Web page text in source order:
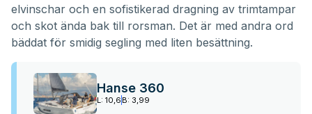
elvinschar och en sofistikerad dragning av trimtampar
och skot ända bak till rorsman. Det är med andra ord
bäddat för smidig segling med liten besättning.
Hanse 360
L: 10,6 B: 3,99